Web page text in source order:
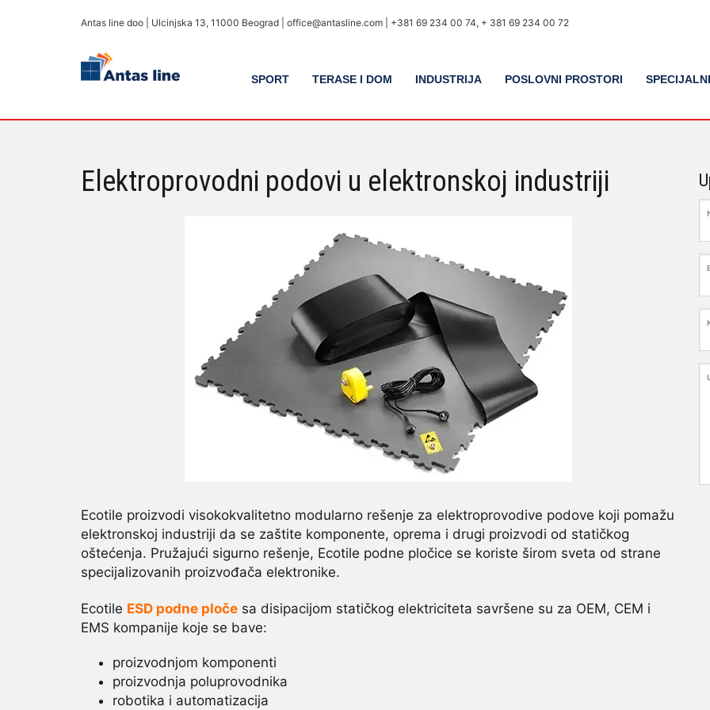
Antas line doo | Ulcinjska 13, 11000 Beograd | office@antasline.com | +381 69 234 00 74, + 381 69 234 00 72
SPORT TERASE I DOM INDUSTRIJA POSLOVNI PROSTORI
Elektroprovodni podovi u elektronskoj industriji
Ecotile proizvodi visokokvalitetno modularno rešenje za elektroprovodive podove koji pomažu
elektronskoj industriji da se zaštite komponente, oprema i drugi proizvodi od statičkog
oštećenja. Pružajući sigurno rešenje, Ecotile podne pločice se koriste širom sveta od strane
specijalizovanih proizvođača elektronike.
Ecotile ESD podne ploče sa disipacijom statičkog elektriciteta savršene su za OEM, CEM i
EMS kompanije koje se bave:
proizvodnjom komponenti
proizvodnja poluprovodnika
robotika i automatizacija